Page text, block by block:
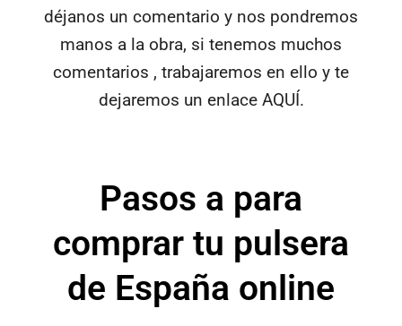
déjanos un comentario y nos pondremos
manos a la obra, si tenemos muchos
comentarios , trabajaremos en ello y te
dejaremos un enlace AQUÍ.
Pasos a para
comprar tu pulsera
de España online